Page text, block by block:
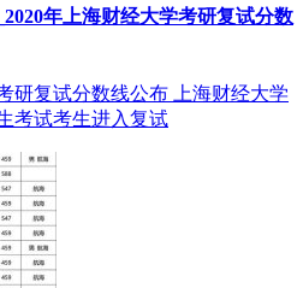
年上海财经大学考研复试分数
研复试分数线公布 上海财经大学
考试考生进入复试